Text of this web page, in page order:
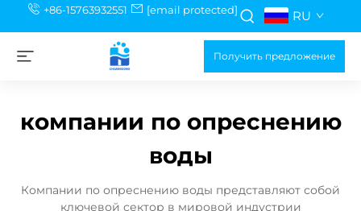
+86-15763932551 [email protected] RU
Получить предложение
компании по опреснению
воды
Компании по опреснению воды представляют собой
ключевой сектор в мировой индустрии